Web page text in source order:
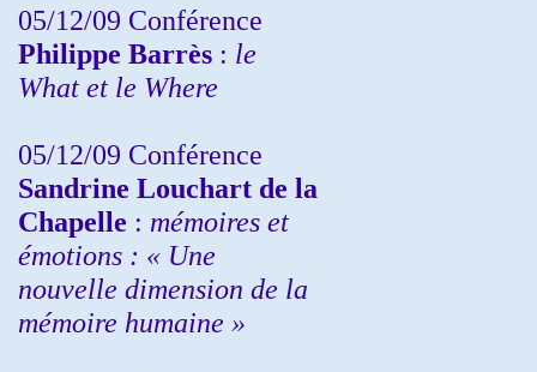
05/12/09 Conférence
Philippe Barrès : le
What et le Where
05/12/09 Conférence
Sandrine Louchart de la
Chapelle : mémoires et
émotions : « Une
nouvelle dimension de la
mémoire humaine »